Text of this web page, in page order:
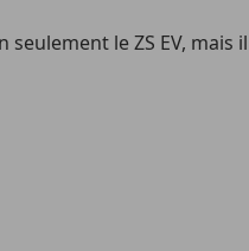
seulement le ZS EV,